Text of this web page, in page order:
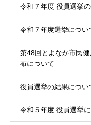
令和７年度 役員選挙
令和７年度選挙につい
第48回とよなか市民
布について
役員選挙の結果につい
令和５年度 役員選挙